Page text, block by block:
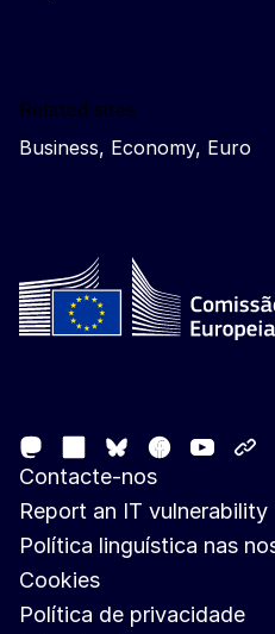
Related sites
Business, Economy, Euro
MastodonLinkedIn
Bluesky
Facebook
Youtube
Contacte-nos
Report an IT vulnerability
Política linguística nas
Cookies
Política de privacidade